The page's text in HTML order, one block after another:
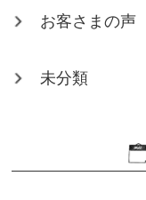
お客さまの声
未分類